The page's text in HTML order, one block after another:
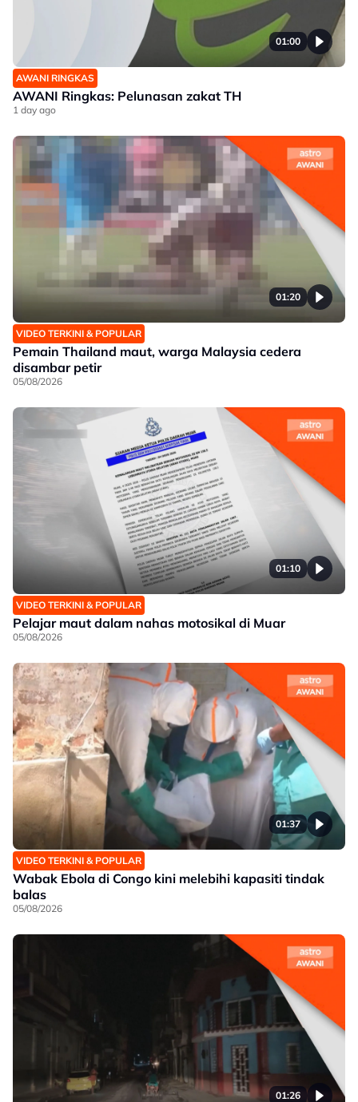
01:00
AWANI RINGKAS
AWANI Ringkas: Pelunasan zakat TH
1 day ago
01:20
VIDEO TERKINI & POPULAR
Pemain Thailand maut, warga Malaysia cedera
disambar petir
05/08/2026
01:10
VIDEO TERKINI & POPULAR
Pelajar maut dalam nahas motosikal di Muar
05/08/2026
01:37
VIDEO TERKINI & POPULAR
Wabak Ebola di Congo kini melebihi kapasiti tindak
balas
05/08/2026
01:26